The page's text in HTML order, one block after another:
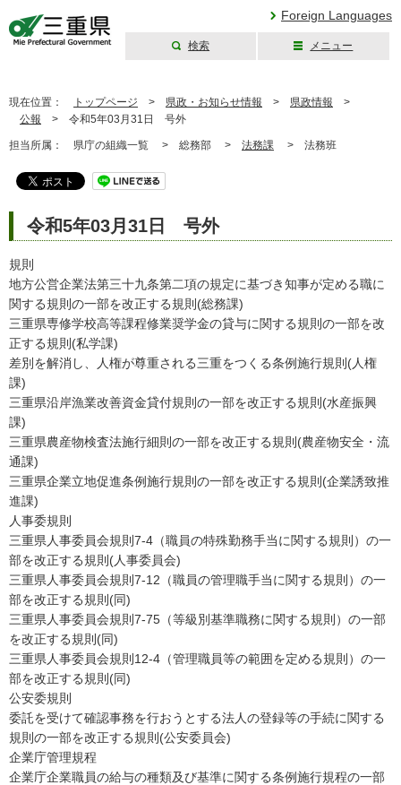
Foreign Languages
検索 メニュー
現在位置： トップページ > 県政・お知らせ情報 > 県政情報 >
公報 > 令和5年03月31日 号外
担当所属： 県庁の組織一覧 > 総務部 > 法務課 > 法務班
令和5年03月31日 号外
規則
地方公営企業法第三十九条第二項の規定に基づき知事が定める職に
関する規則の一部を改正する規則(総務課)
三重県専修学校高等課程修業奨学金の貸与に関する規則の一部を改
正する規則(私学課)
差別を解消し、人権が尊重される三重をつくる条例施行規則(人権
課)
三重県沿岸漁業改善資金貸付規則の一部を改正する規則(水産振興
課)
三重県農産物検査法施行細則の一部を改正する規則(農産物安全・流
通課)
三重県企業立地促進条例施行規則の一部を改正する規則(企業誘致推
進課)
人事委規則
三重県人事委員会規則7-4（職員の特殊勤務手当に関する規則）の一
部を改正する規則(人事委員会)
三重県人事委員会規則7-12（職員の管理職手当に関する規則）の一
部を改正する規則(同)
三重県人事委員会規則7-75（等級別基準職務に関する規則）の一部
を改正する規則(同)
三重県人事委員会規則12-4（管理職員等の範囲を定める規則）の一
部を改正する規則(同)
公安委規則
委託を受けて確認事務を行おうとする法人の登録等の手続に関する
規則の一部を改正する規則(公安委員会)
企業庁管理規程
企業庁企業職員の給与の種類及び基準に関する条例施行規程の一部